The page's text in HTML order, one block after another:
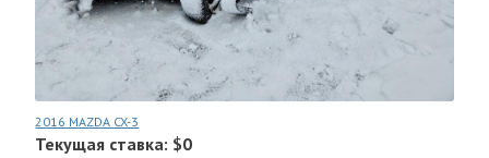
2016 MAZDA CX-3
Текущая ставка: $0